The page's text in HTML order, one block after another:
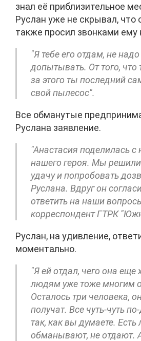
знал её приблизительное
Руслан уже не скрывал, что
также просил звонками ему
"Я тебе его отдам, не
допытывать. От того, что
за этого ты последний
свой пылесос".
Все обманутые
Руслана заявление.
"Анастасия поделилась
нашего героя. Мы
удачу и попробовать
Руслана. Вдруг он
ответить на наши
корреспондент ГТРК
Руслан, на удивление,
моментально.
"Я ей отдал, чего она еще
людям уже тоже многим
Осталось три человека,
получат. Все чуть-чуть
так, как вы думаете.
обманывают, не отдают.